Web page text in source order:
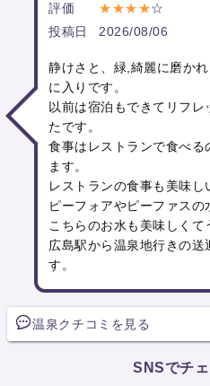
評価 ★★★★☆
投稿日
2026/08/06
静けさと、緑,綺麗に磨か
に入りです。
以前は宿泊もできてリフ
たです。
食事はレストランで食べる
ます。
レストランの食事も美味し
ピーフォアやピーファスの
こちらのお水も美味しくて
広島駅から温泉地行きの
す。
温泉クチコミを見る
SNSでチ